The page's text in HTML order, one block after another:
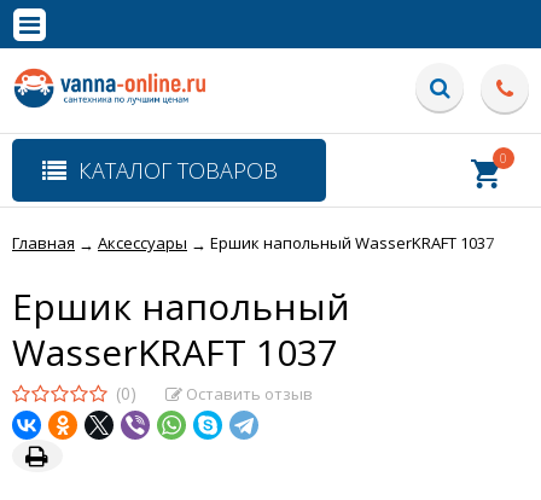
Полная версия сайта
КАТАЛОГ ТОВАРОВ 0
Главная → Аксессуары → Ершик напольный WasserKRAFT 1037
Ершик напольный
WasserKRAFT 1037
(0) Оставить отзыв